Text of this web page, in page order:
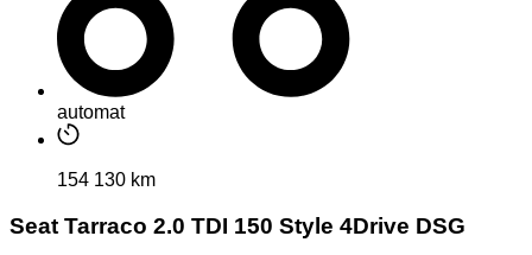
automat
154 130 km
Seat Tarraco 2.0 TDI 150 Style 4Drive DSG